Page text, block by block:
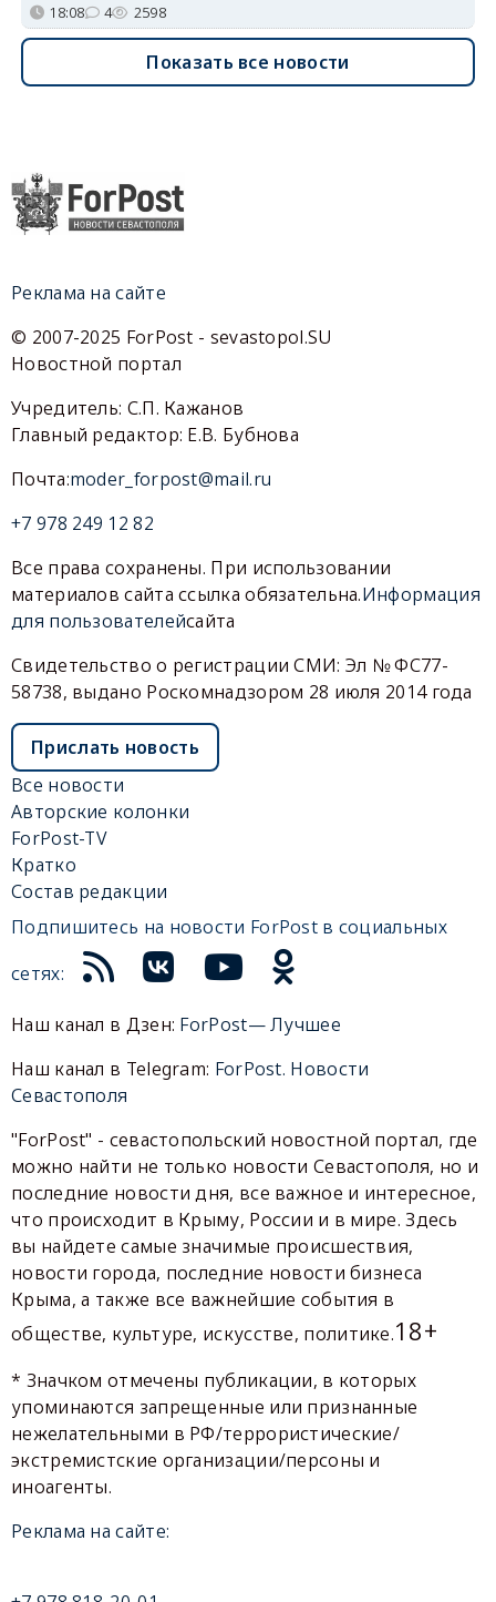
18:08 4 2598
Показать все новости
Реклама на сайте
© 2007-2025 ForPost - sevastopol.SU
Новостной портал
Учредитель: С.П. Кажанов
Главный редактор: Е.В. Бубнова
Почта:moder_forpost@mail.ru
+7 978 249 12 82
Все права сохранены. При использовании
материалов сайта ссылка обязательна.Информация
для пользователейсайта
Свидетельство о регистрации СМИ: Эл № ФС77-
58738, выдано Роскомнадзором 28 июля 2014 года
Прислать новость
Все новости
Авторские колонки
ForPost-TV
Кратко
Состав редакции
Подпишитесь на новости ForPost в социальных
сетях:
Наш канал в Дзен: ForPost— Лучшее
Наш канал в Telegram: ForPost. Новости
Севастополя
"ForPost" - севастопольский новостной портал, где
можно найти не только новости Севастополя, но и
последние новости дня, все важное и интересное,
что происходит в Крыму, России и в мире. Здесь
вы найдете самые значимые происшествия,
новости города, последние новости бизнеса
Крыма, а также все важнейшие события в
обществе, культуре, искусстве, политике.18+
* Значком отмечены публикации, в которых
упоминаются запрещенные или признанные
нежелательными в РФ/террористические/
экстремистские организации/персоны и
иноагенты.
Реклама на сайте: